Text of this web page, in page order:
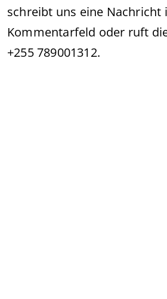
schreibt uns eine Nachricht
Kommentarfeld oder ruft
+255 789001312.